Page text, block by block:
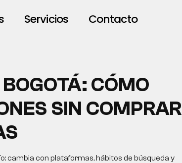
Servicios Contacto
CÓMO
SIN COMPRAR
cambia con plataformas, hábitos de búsqueda y